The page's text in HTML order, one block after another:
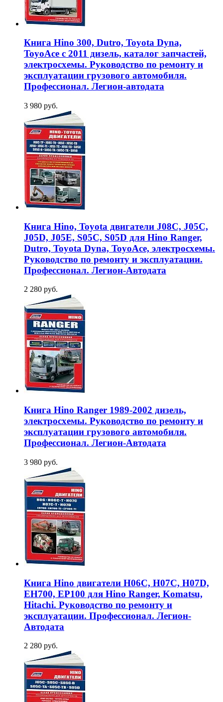
Книга Hino 300, Dutro, Toyota Dyna,
ToyoAce с 2011 дизель, каталог запчастей,
электросхемы. Руководство по ремонту и
эксплуатации грузового автомобиля.
Профессионал. Легион-автодата
3 980 руб.
Книга Hino, Toyota двигатели J08C, J05C,
J05D, J05E, S05C, S05D для Hino Ranger,
Dutro, Toyota Dyna, ToyoAce, электросхемы.
Руководство по ремонту и эксплуатации.
Профессионал. Легион-Aвтодата
2 280 руб.
Книга Hino Ranger 1989-2002 дизель,
электросхемы. Руководство по ремонту и
эксплуатации грузового автомобиля.
Профессионал. Легион-Aвтодата
3 980 руб.
Книга Hino двигатели H06C, H07C, H07D,
EH700, EP100 для Hino Ranger, Komatsu,
Hitachi. Руководство по ремонту и
эксплуатации. Профессионал. Легион-
Aвтодата
2 280 руб.